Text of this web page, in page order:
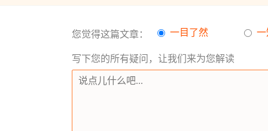
您觉得这篇文章： 一目了然 一
写下您的所有疑问，让我们来为您解读